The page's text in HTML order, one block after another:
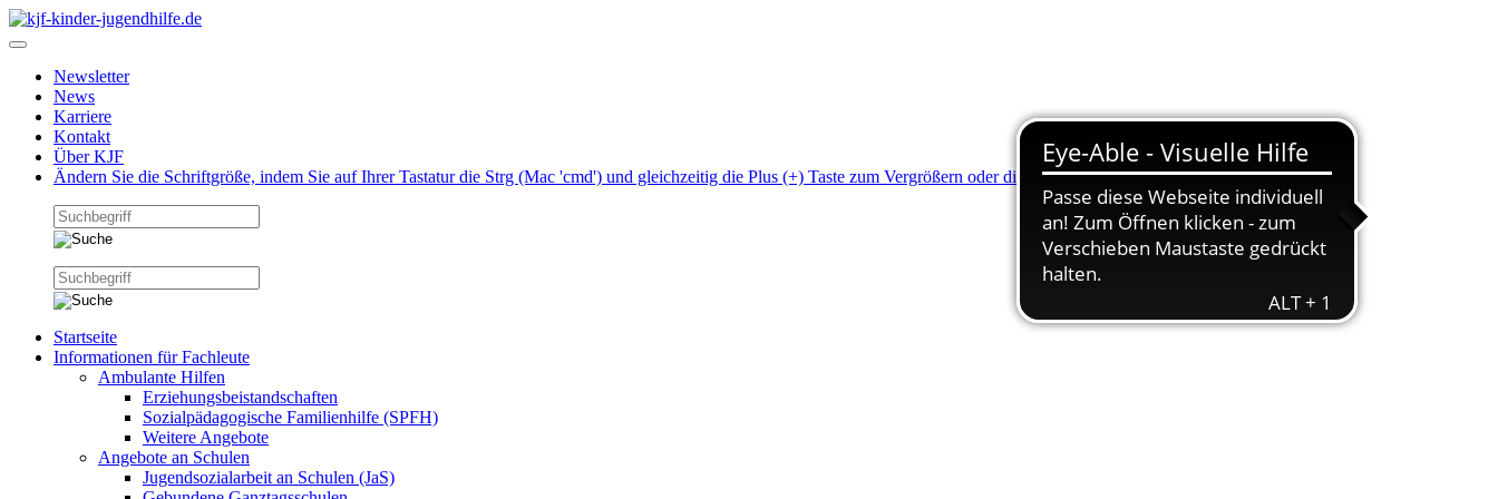
Newsletter
News
Karriere
Kontakt
Über KJF
Ändern Sie die Schriftgröße, indem Sie auf Ihrer Tastatur die Strg (Mac 'cmd') und gleichzeitig die Plus (+) Taste zum Vergrößern oder die Minus (-) Taste zum Verkleinern drücken.
Startseite
Informationen für Fachleute
Ambulante Hilfen
Erziehungsbeistandschaften
Sozialpädagogische Familienhilfe (SPFH)
Weitere Angebote
Angebote an Schulen
Jugendsozialarbeit an Schulen (JaS)